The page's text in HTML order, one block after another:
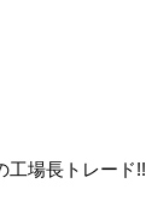
工場長トレード!!